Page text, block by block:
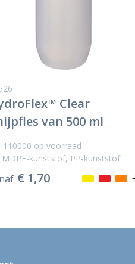
Clear
van 500 ml
110000 op voorraad
MDPE-kunststof, PP-kunststof
€ 1,70